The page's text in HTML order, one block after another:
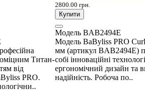
Титан-
від
PRO.
2800.00 грн.
Купити
Модель BAB2494E
Модель BaByliss PRO
мм (артикул BAB2494E)
собі інноваційні
ергономічний дизайн та
надійність. Робоча по..